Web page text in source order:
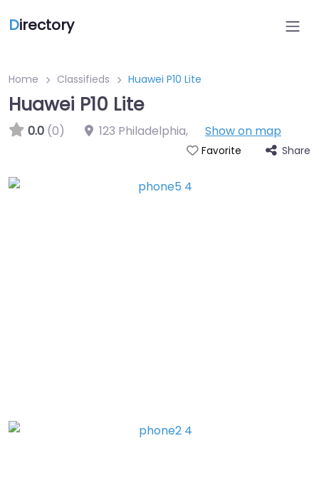
Directory
Home Classifieds Huawei P10 Lite
Huawei P10 Lite
0.0 (0) 123 Philadelphia, Show on map
Favorite Share